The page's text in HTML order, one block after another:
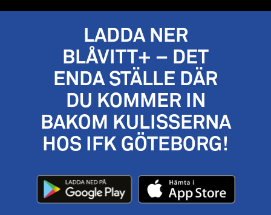
LADDA NER
BLÅVITT+ – DET
ENDA STÄLLE DÄR
DU KOMMER IN
BAKOM KULISSERNA
HOS IFK GÖTEBORG!